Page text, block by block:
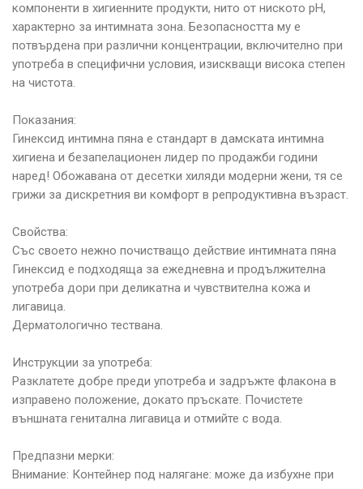
компоненти в хигиенните продукти, нито от ниското pH,
характерно за интимната зона. Безопасността му е
потвърдена при различни концентрации, включително при
употреба в специфични условия, изискващи висока степен
на чистота.
Показания:
Гинексид интимна пяна е стандарт в дамската интимна
хигиена и безапелационен лидер по продажби години
наред! Обожавана от десетки хиляди модерни жени, тя се
грижи за дискретния ви комфорт в репродуктивна възраст.
Свойства:
Със своето нежно почистващо действие интимната пяна
Гинексид е подходяща за ежедневна и продължителна
употреба дори при деликатна и чувствителна кожа и
лигавица.
Дерматологично тествана.
Инструкции за употреба:
Разклатете добре преди употреба и задръжте флакона в
изправено положение, докато пръскате. Почистете
външната генитална лигавица и отмийте с вода.
Предпазни мерки:
Внимание: Контейнер под налягане: може да избухне при